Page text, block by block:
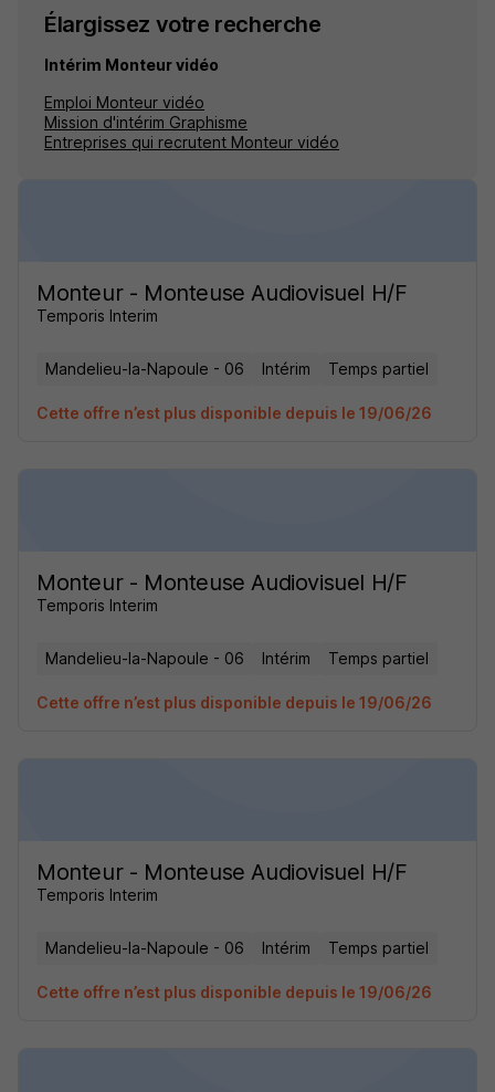
Élargissez votre recherche
Intérim Monteur vidéo
Emploi Monteur vidéo
Mission d'intérim Graphisme
Entreprises qui recrutent Monteur vidéo
Monteur - Monteuse Audiovisuel H/F
Temporis Interim
Mandelieu-la-Napoule - 06 Intérim Temps partiel
Cette offre n’est plus disponible depuis le 19/06/26
Monteur - Monteuse Audiovisuel H/F
Temporis Interim
Mandelieu-la-Napoule - 06 Intérim Temps partiel
Cette offre n’est plus disponible depuis le 19/06/26
Monteur - Monteuse Audiovisuel H/F
Temporis Interim
Mandelieu-la-Napoule - 06 Intérim Temps partiel
Cette offre n’est plus disponible depuis le 19/06/26